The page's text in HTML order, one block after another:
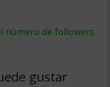
número de followers
gustar